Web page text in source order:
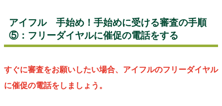
アイフル 手始め！手始めに受ける審査の手順
⑤：フリーダイヤルに催促の電話をする
すぐに審査をお願いしたい場合、アイフルのフリーダイヤル
に催促の電話をしましょう。